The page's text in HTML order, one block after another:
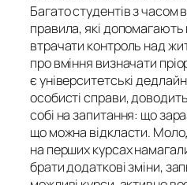
Багато студентів з часом
правила, які
втрачати контроль над
про вміння визначати
є університетські
особисті справи,
собі на запитання: що
що можна відкласти.
на перших курсах
брати додаткові зміни,